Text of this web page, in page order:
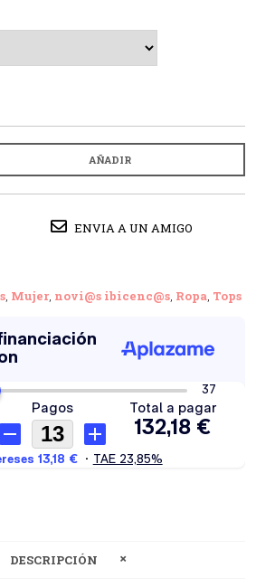
AÑADIR
ENVIA A UN AMIGO
, Mujer, novi@s ibicenc@s, Ropa, Tops
DESCRIPCIÓN